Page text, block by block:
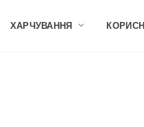
ХАРЧУВАННЯ